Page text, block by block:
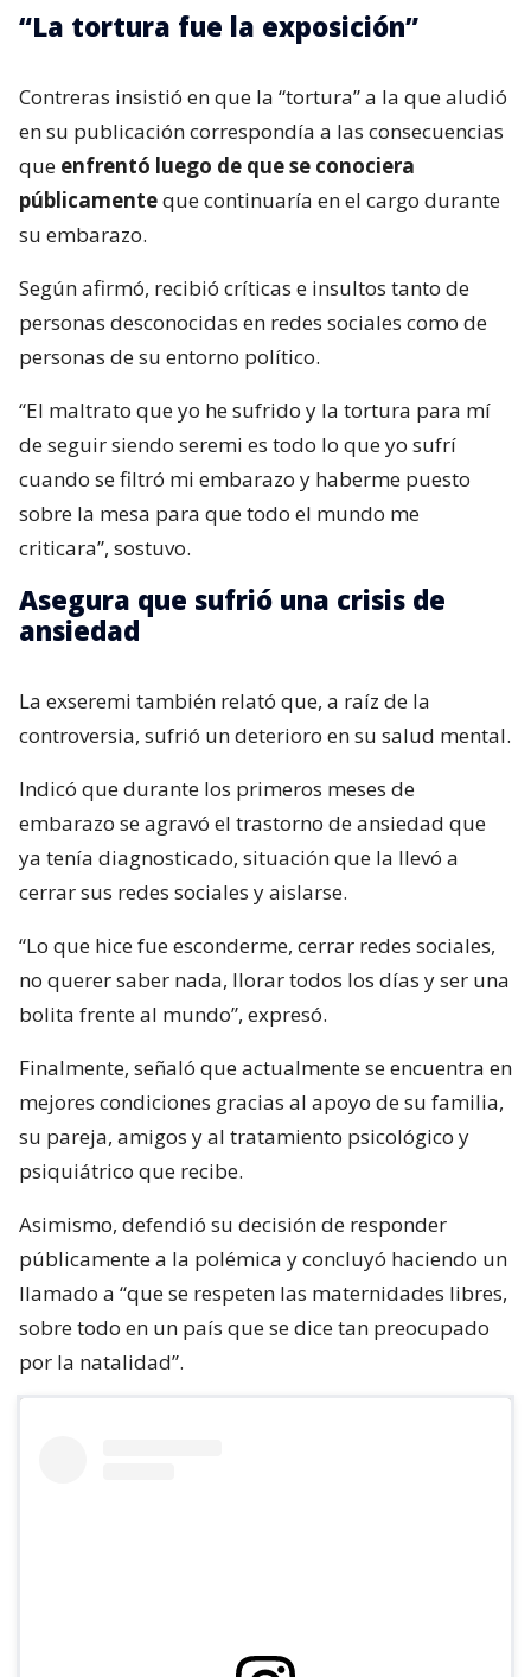
“La tortura fue la exposición”
Contreras insistió en que la “tortura” a la que aludió
en su publicación correspondía a las consecuencias
que enfrentó luego de que se conociera
públicamenteque continuaría en el cargo durante
su embarazo.
Según afirmó, recibió críticas e insultos tanto de
personas desconocidas en redes sociales como de
personas de su entorno político.
“El maltrato que yo he sufrido y la tortura para mí
de seguir siendo seremi es todo lo que yo sufrí
cuando se filtró mi embarazo y haberme puesto
sobre la mesa para que todo el mundo me
criticara”, sostuvo.
Asegura que sufrió una crisis de
ansiedad
La exseremi también relató que, a raíz de la
controversia, sufrió un deterioro en su salud mental.
Indicó que durante los primeros meses de
embarazo se agravó el trastorno de ansiedad que
ya tenía diagnosticado, situación que la llevó a
cerrar sus redes sociales y aislarse.
“Lo que hice fue esconderme, cerrar redes sociales,
no querer saber nada, llorar todos los días y ser una
bolita frente al mundo”, expresó.
Finalmente, señaló que actualmente se encuentra en
mejores condiciones gracias al apoyo de su familia,
su pareja, amigos y al tratamiento psicológico y
psiquiátrico que recibe.
Asimismo, defendió su decisión de responder
públicamente a la polémica y concluyó haciendo un
llamado a “que se respeten las maternidades libres,
sobre todo en un país que se dice tan preocupado
por la natalidad”.